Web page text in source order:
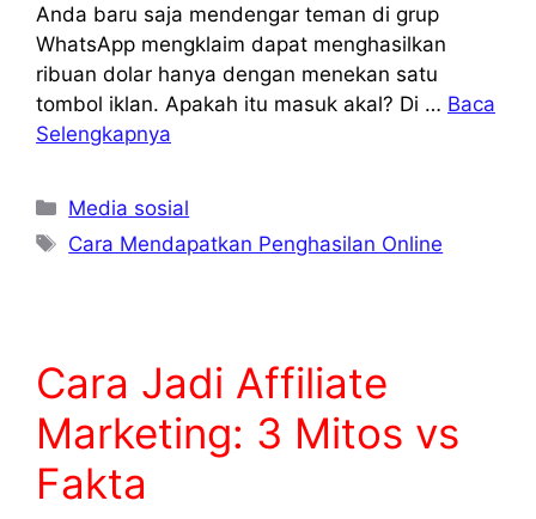
Anda baru saja mendengar teman di grup
WhatsApp mengklaim dapat menghasilkan
ribuan dolar hanya dengan menekan satu
tombol iklan. Apakah itu masuk akal? Di … Baca
Selengkapnya
Kategori
Media sosial
Tag
Cara Mendapatkan Penghasilan Online
Cara Jadi Affiliate
Marketing: 3 Mitos vs
Fakta